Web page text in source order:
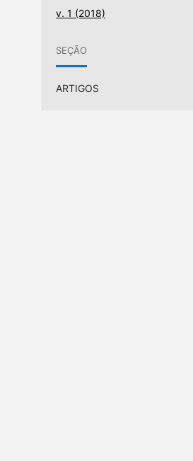
v. 1 (2018)
SEÇÃO
ARTIGOS